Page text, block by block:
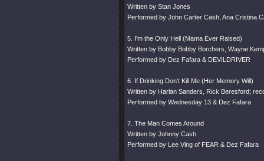
Written by Stan Jones
Performed by John Carter Cash, Ana Cristina
5. I'm the Only Hell (Mama Ever Raised)
Written by Bobby Bobby Borchers, Wayne
Performed by Dez Fafara & DEVILDRIVER
6. If Drinking Don't Kill Me (Her Memory Will)
Written by Harlan Sanders, Rick Beresford;
Performed by Wednesday 13 & Dez Fafara
7. The Man Comes Around
Written by Johnny Cash
Performed by Lee Ving of FEAR & Dez Fafara